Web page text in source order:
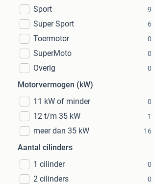
Sport 9
Super Sport 6
Toermotor 0
SuperMoto 0
Overig 0
Motorvermogen (kW)
11 kW of minder
0
12 t/m 35 kW 1
meer dan 35 kW 16
Aantal cilinders
1 cilinder
0
2 cilinders 0